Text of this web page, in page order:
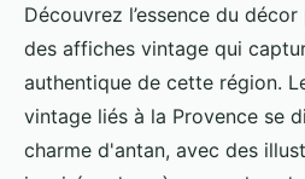
Découvrez l’essence du
des affiches vintage qui
authentique de cette région.
vintage liés à la Provence se
charme d'antan, avec des